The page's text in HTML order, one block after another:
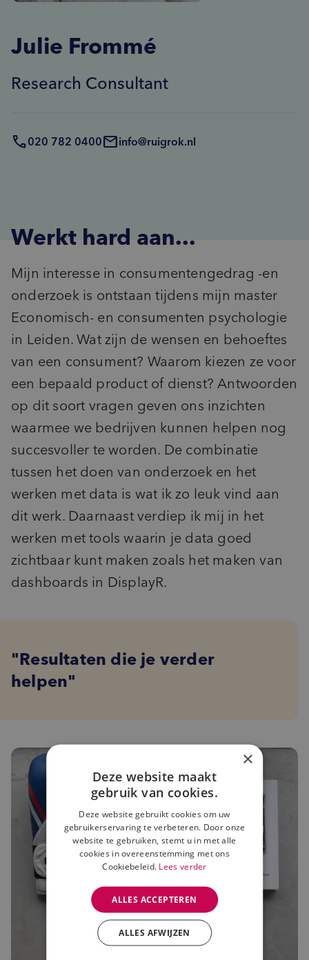
pie_chartMarktpotentie
sign_languageUsage & Attitude
Doelgroepinzichten
psychology_alt Behoeften
insightsData & Insights kickstart
unknown_document Focussessie
cast_for_educationMasterclass
Julie Frommé
Research Consultant
020 782 0400 info@ruigrok.nl
Werkt hard aan...
Mijn interesse in consumentengedrag -en
onderzoek is ontstaan tijdens mijn master
Economisch- en consumenten psychologie
in Leiden. Wat zijn de wensen en behoeftes
van een consument? Waarom kiezen ze voor
een bepaald product of dienst? Antwoorden
op dit soort vragen geven ons inzichten
waarmee we bedrijven kunnen helpen nog
succesvoller te worden. De combinatie
tussen het doen van onderzoek en het
werken met data is wat ik zo leuk vind aan
dit werk. Daarnaast verdiep ik mij in het
werken met tools waarin je data goed
zichtbaar kunt maken zoals het maken van
dashboards in DisplayR.
Resultaten die je verder
helpen
×
Deze website maakt
gebruik van cookies.
Deze website gebruikt cookies om uw
gebruikerservaring te verbeteren. Door onze
website te gebruiken, stemt u in met alle
cookies in overeenstemming met ons
Cookiebeleid. Lees verder
ALLES ACCEPTEREN
ALLES AFWIJZEN